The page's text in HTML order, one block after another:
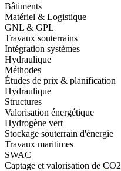
Bâtiments
Matériel & Logistique
GNL & GPL
Travaux souterrains
Intégration systèmes
Hydraulique
Méthodes
Études de prix & planification
Hydraulique
Structures
Valorisation énergétique
Hydrogène vert
Stockage souterrain d'énergie
Travaux maritimes
SWAC
Captage et valorisation de CO2